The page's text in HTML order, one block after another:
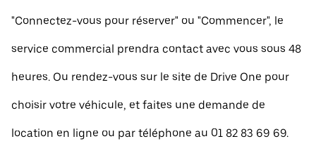
"Connectez-vous pour réserver" ou "Commencer", le
service commercial prendra contact avec vous sous 48
heures. Ou rendez-vous sur le site de Drive One pour
choisir votre véhicule, et faites une demande de
location en ligne ou par téléphone au 01 82 83 69 69.